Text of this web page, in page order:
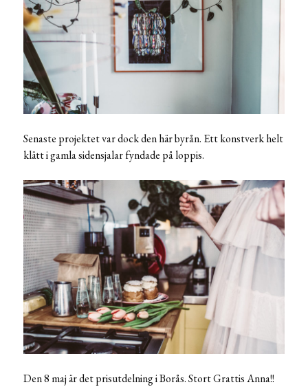
Senaste projektet var dock den här byrån. Ett konstverk helt
klätt i gamla sidensjalar fyndade på loppis.
Den 8 maj är det prisutdelning i Borås. Stort Grattis Anna!!